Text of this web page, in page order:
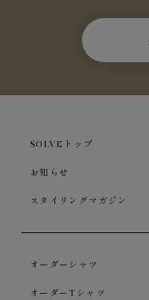
SOLVEトップ
お知らせ
スタイリングマガジン
オーダーシャツ
オーダーTシャツ